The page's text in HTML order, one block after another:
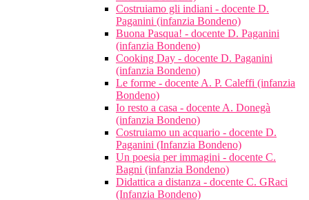
Costruiamo gli indiani - docente D.
Paganini (infanzia Bondeno)
Buona Pasqua! - docente D. Paganini
(infanzia Bondeno)
Cooking Day - docente D. Paganini
(infanzia Bondeno)
Le forme - docente A. P. Caleffi (infanzia
Bondeno)
Io resto a casa - docente A. Donegà
(infanzia Bondeno)
Costruiamo un acquario - docente D.
Paganini (Infanzia Bondeno)
Un poesia per immagini - docente C.
Bagni (infanzia Bondeno)
Didattica a distanza - docente C. GRaci
(Infanzia Bondeno)